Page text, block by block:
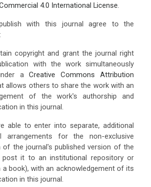
4.0 International License.
with this journal agree to the
copyright and grant the journal right
with the work simultaneously
aCreative Commons Attribution
allows others to share the work with an
of the work's authorship and
in this journal.
able to enter into separate, additional
arrangements for the non-exclusive
of the journal's published version of the
post it to an institutional repository or
a book), with an acknowledgement of its
in this journal.